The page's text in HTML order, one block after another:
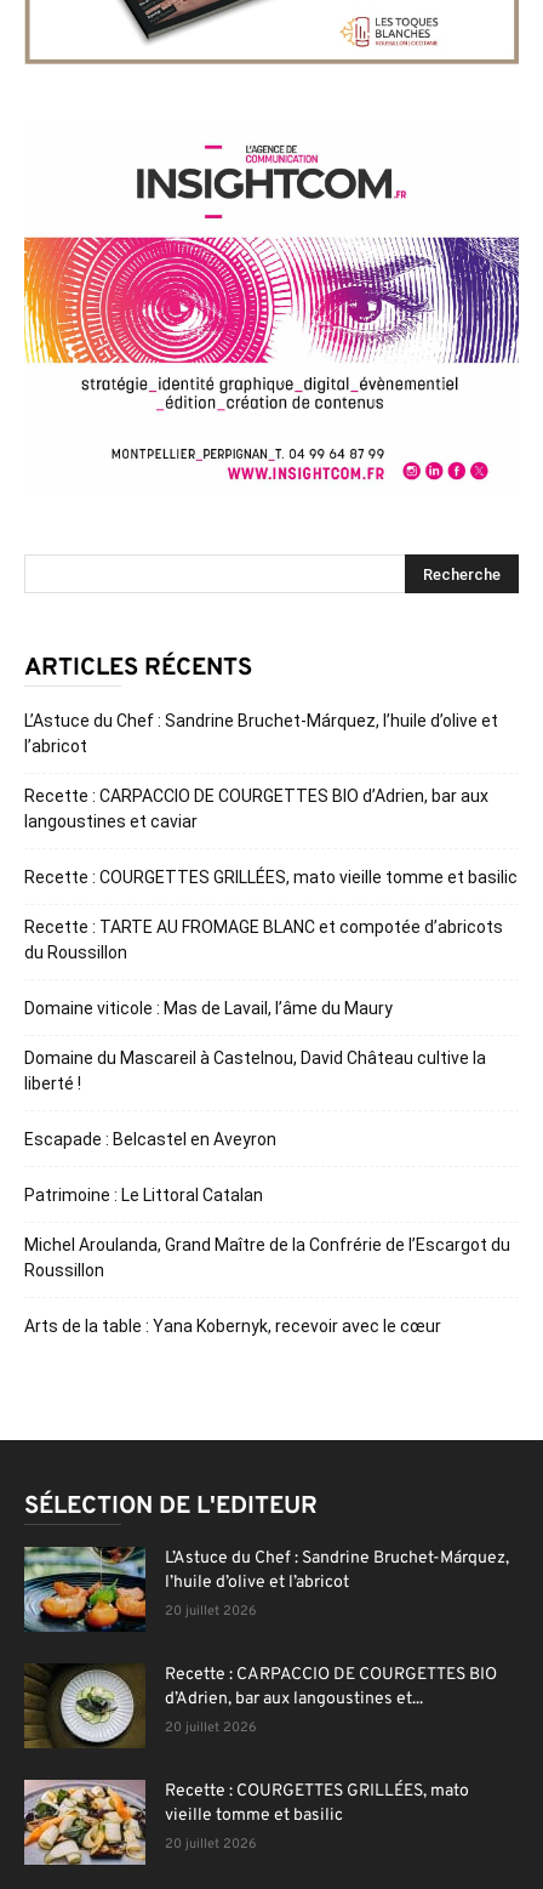
ARTICLES RÉCENTS
L’Astuce du Chef : Sandrine Bruchet-Márquez, l’huile d’olive et
l’abricot
Recette : CARPACCIO DE COURGETTES BIO d’Adrien, bar aux
langoustines et caviar
Recette : COURGETTES GRILLÉES, mato vieille tomme et basilic
Recette : TARTE AU FROMAGE BLANC et compotée d’abricots
du Roussillon
Domaine viticole : Mas de Lavail, l’âme du Maury
Domaine du Mascareil à Castelnou, David Château cultive la
liberté !
Escapade : Belcastel en Aveyron
Patrimoine : Le Littoral Catalan
Michel Aroulanda, Grand Maître de la Confrérie de l’Escargot du
Roussillon
Arts de la table : Yana Kobernyk, recevoir avec le cœur
SÉLECTION DE L'EDITEUR
L’Astuce du Chef : Sandrine Bruchet-Márquez,
l’huile d’olive et l’abricot
20 juillet 2026
Recette : CARPACCIO DE COURGETTES BIO
d’Adrien, bar aux langoustines et...
20 juillet 2026
Recette : COURGETTES GRILLÉES, mato
vieille tomme et basilic
20 juillet 2026